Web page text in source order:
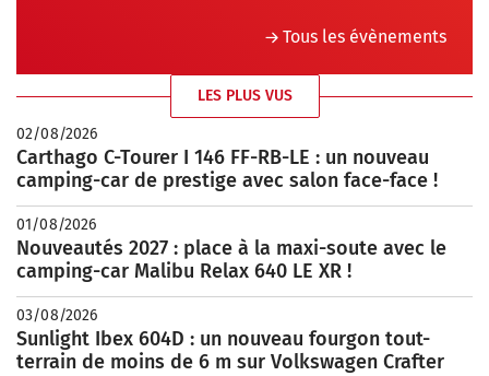
Tous les évènements
LES PLUS VUS
02/08/2026
Carthago C-Tourer I 146 FF-RB-LE : un nouveau
camping-car de prestige avec salon face-face !
01/08/2026
Nouveautés 2027 : place à la maxi-soute avec le
camping-car Malibu Relax 640 LE XR !
03/08/2026
Sunlight Ibex 604D : un nouveau fourgon tout-
terrain de moins de 6 m sur Volkswagen Crafter